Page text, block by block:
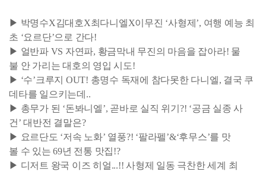
▶ 박명수X김대호X최다니엘X이무진 ‘사형제’, 여행 예능 최
초 ‘요르단’으로 간다!
▶ 얼반파 VS 자연파, 황금막내 무진의 마음을 잡아라! 물
불 안 가리는 대호의 영입 시도!
▶ ‘수’크루지 OUT! 총명수 독재에 참다못한 다니엘, 결국 쿠
데타를 일으키는데..
▶ 총무가 된 ‘돈봐니엘’, 곧바로 실직 위기?! ‘공금 실종 사
건’ 대반전 결말은?
▶ 요르단도 ‘저속 노화’ 열풍?! ‘팔라펠’&‘후무스’를 맛
볼 수 있는 69년 전통 맛집!?
▶ 디저트 왕국 이즈 히얼...!! 사형제 일동 극찬한 세계 최